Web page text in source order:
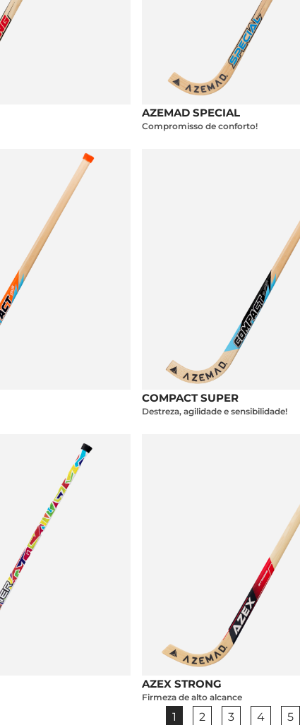
AZEMAD SPECIAL
Compromisso de conforto!
COMPACT SUPER
Destreza, agilidade e sensibilidade!
AZEX STRONG
Firmeza de alto alcance
1 2 3 4 5